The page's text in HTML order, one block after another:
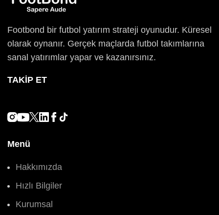
Footbond bir futbol yatırım strateji oyunudur. Küresel
olarak oynanır. Gerçek maçlarda futbol takımlarına
sanal yatırımlar yapar ve kazanırsınız.
TAKIP ET
Menü
Hakkımızda
Hızlı Bilgiler
Kurumsal